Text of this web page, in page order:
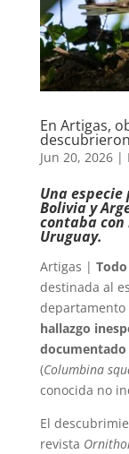
En Artigas,
Jun 20, 2026|
Una
Bolivia y
contaba
Uruguay.
Artigas |
destinada al
hallazgo
documentado
(Columbina
conocida no
El
revista